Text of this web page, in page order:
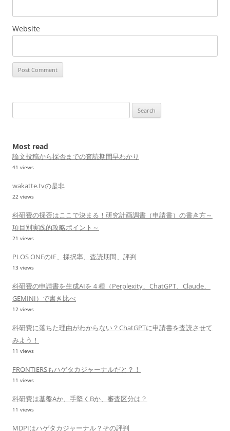
Website
for:
Most read
論文投稿から採否までの査読期間早わかり
41 views
wakatte.tvの是非
22 views
科研費の採否はここで決まる！研究計画調書（申請書）の書き方～
項目別実践的攻略ポイント～
21 views
PLOS ONEのIF、採択率、査読期間、評判
13 views
科研費の申請書を生成AIを４種（Perplexity、ChatGPT、Claude、
GEMINI）で書き比べ
12 views
科研費に落ちた理由がわからない？ChatGPTに申請書を査読させて
みよう！
11 views
FRONTIERSもハゲタカジャーナルだと？！
11 views
科研費は基盤Aか、手堅くBか、審査区分は？
11 views
MDPIはハゲタカジャーナル？その評判